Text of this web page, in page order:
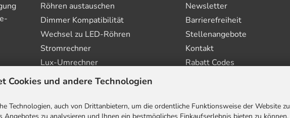
Cookies und andere Technologien
Technologien, auch von Drittanbietern, um die ordentliche Funktionsweise der Website zu
Röhren austauschen
Dimmer Kompatibilität
Wechsel zu LED-Röhren
Stromrechner
Lux-Umrechner
Newsletter
Barrierefreiheit
Stellenangebote
Kontakt
Rabatt Codes